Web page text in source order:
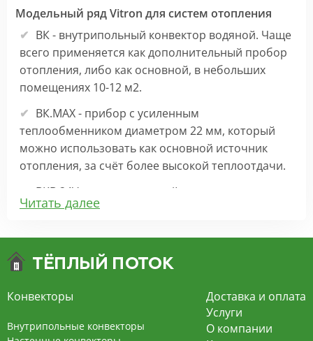
Модельный ряд Vitron для систем отопления
ВК - внутрипольный конвектор водяной. Чаще
всего применяется как дополнительный пробор
отопления, либо как основной, в небольших
помещениях 10-12 м2.
ВК.МАХ - прибор с усиленным
теплообменником диаметром 22 мм, который
можно использовать как основной источник
отопления, за счёт более высокой теплоотдачи.
ВКВ 24V – внутрипольный конвектор
отопления с вентилятором на 24В подходит для
экономит электроэнергию и бесшумно работает.
конвекцией на 220В. За счет тангенциального
вентилятора создает принудительную
Читать далее
Конвекторы
Внутрипольные конвекторы
Доставка и оплата
Услуги
О компании